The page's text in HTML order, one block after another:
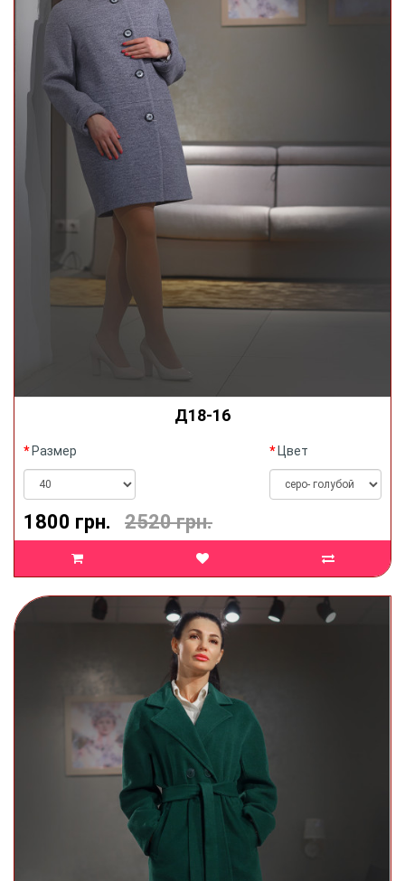
Д18-16
Размер Цвет
1800 грн. 2520 грн.